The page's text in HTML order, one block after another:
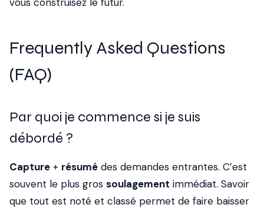
Frequently Asked Questions
(FAQ)
Par quoi je commence si je suis
débordé ?
Capture + résumé des demandes entrantes. C’est
souvent le plus gros soulagement immédiat. Savoir
que tout est noté et classé permet de faire baisser